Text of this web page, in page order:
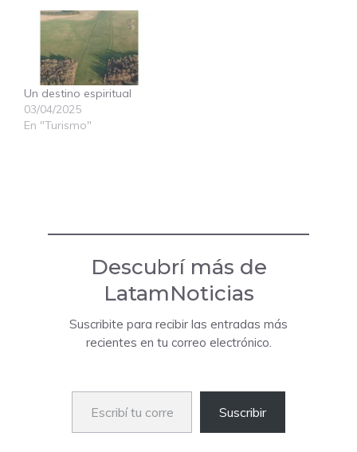
Un destino espiritual
03/04/2025
En "Turismo"
Descubrí más de
LatamNoticias
Suscribite para recibir las entradas más
recientes en tu correo electrónico.
Escribí tu correo electrónico…
Suscribir